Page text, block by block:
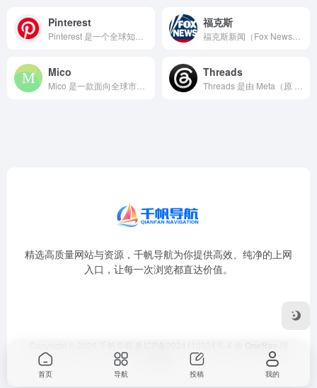
Pinterest 福克斯
Mico Threads
精选高质量网站与资源，千帆导航为你提供高效、纯净的上网
入口，让每一次浏览都直达价值。
首页 导航 投稿 我的